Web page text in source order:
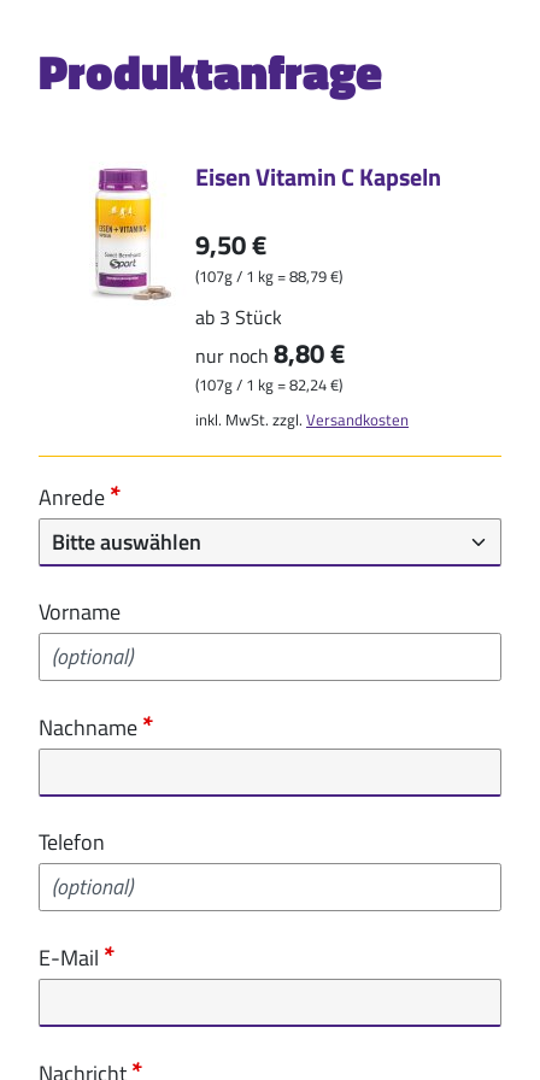
Produktanfrage
Eisen Vitamin C Kapseln
9,50 €
(107g / 1 kg = 88,79 €)
ab 3 Stück
nur noch 8,80 €
(107g / 1 kg = 82,24 €)
inkl. MwSt. zzgl. Versandkosten
Anrede
Vorname
Nachname
Telefon
E-Mail
Nachricht